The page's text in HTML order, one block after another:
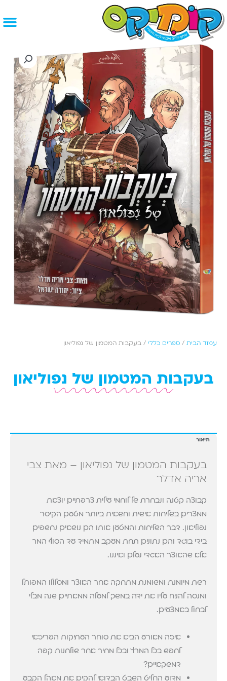
לתוכן
עמוד הבית / ספרים כללי / בעקבות המטמון של נפוליאון
בעקבות המטמון של נפוליאון
תיאור
בעקבות המטמון של נפוליאון – מאת צבי
אריה אדלר
קבוצה קטנה ונבחרת של לוחמי עילית צרפתיים יוצאת
ממצרים בשליחות אישית וחשאית ביותר מטעם הקיסר
נפוליאון. דבר השליחות והמטען אותו הם נושאים נחשפים
בידי בוגד והם נתונים תחת מעקב מתמיד עד הסוף המר
אלא שהאוצר האגדי נעלם ואיננו.
רשת מיומנת ומשומנת מתחקה אחר האוצר ומסלולו המפותל
ומנסה להניח עליו את ידה במשך למעלה ממאתיים שנה מבלי
לבחול באמצעים.
איזה מאורע הביא את סוחר העתיקות הפריזאי
לחפש בכל המרץ ובכל מחיר אחר שולחנות קפה
דמשקאיים?
מדוע החליט השבט הבדואי להקים את מאהל הקבע